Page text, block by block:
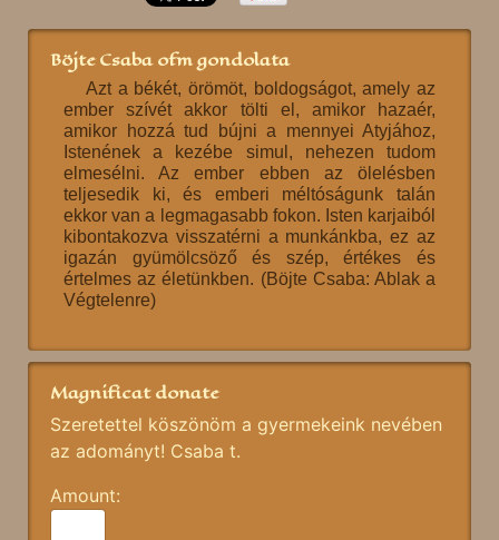
Böjte Csaba ofm gondolata
Azt a békét, örömöt, boldogságot, amely az
ember szívét akkor tölti el, amikor hazaér,
amikor hozzá tud bújni a mennyei Atyjához,
Istenének a kezébe simul, nehezen tudom
elmesélni. Az ember ebben az ölelésben
teljesedik ki, és emberi méltóságunk talán
ekkor van a legmagasabb fokon. Isten karjaiból
kibontakozva visszatérni a munkánkba, ez az
igazán gyümölcsöző és szép, értékes és
értelmes az életünkben. (Böjte Csaba: Ablak a
Végtelenre)
Magnificat donate
Szeretettel köszönöm a gyermekeink nevében
az adományt! Csaba t.
Amount: